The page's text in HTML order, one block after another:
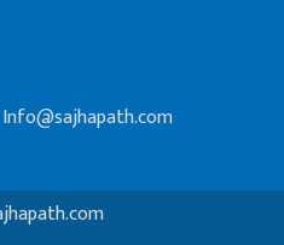
Info@sajhapath.com